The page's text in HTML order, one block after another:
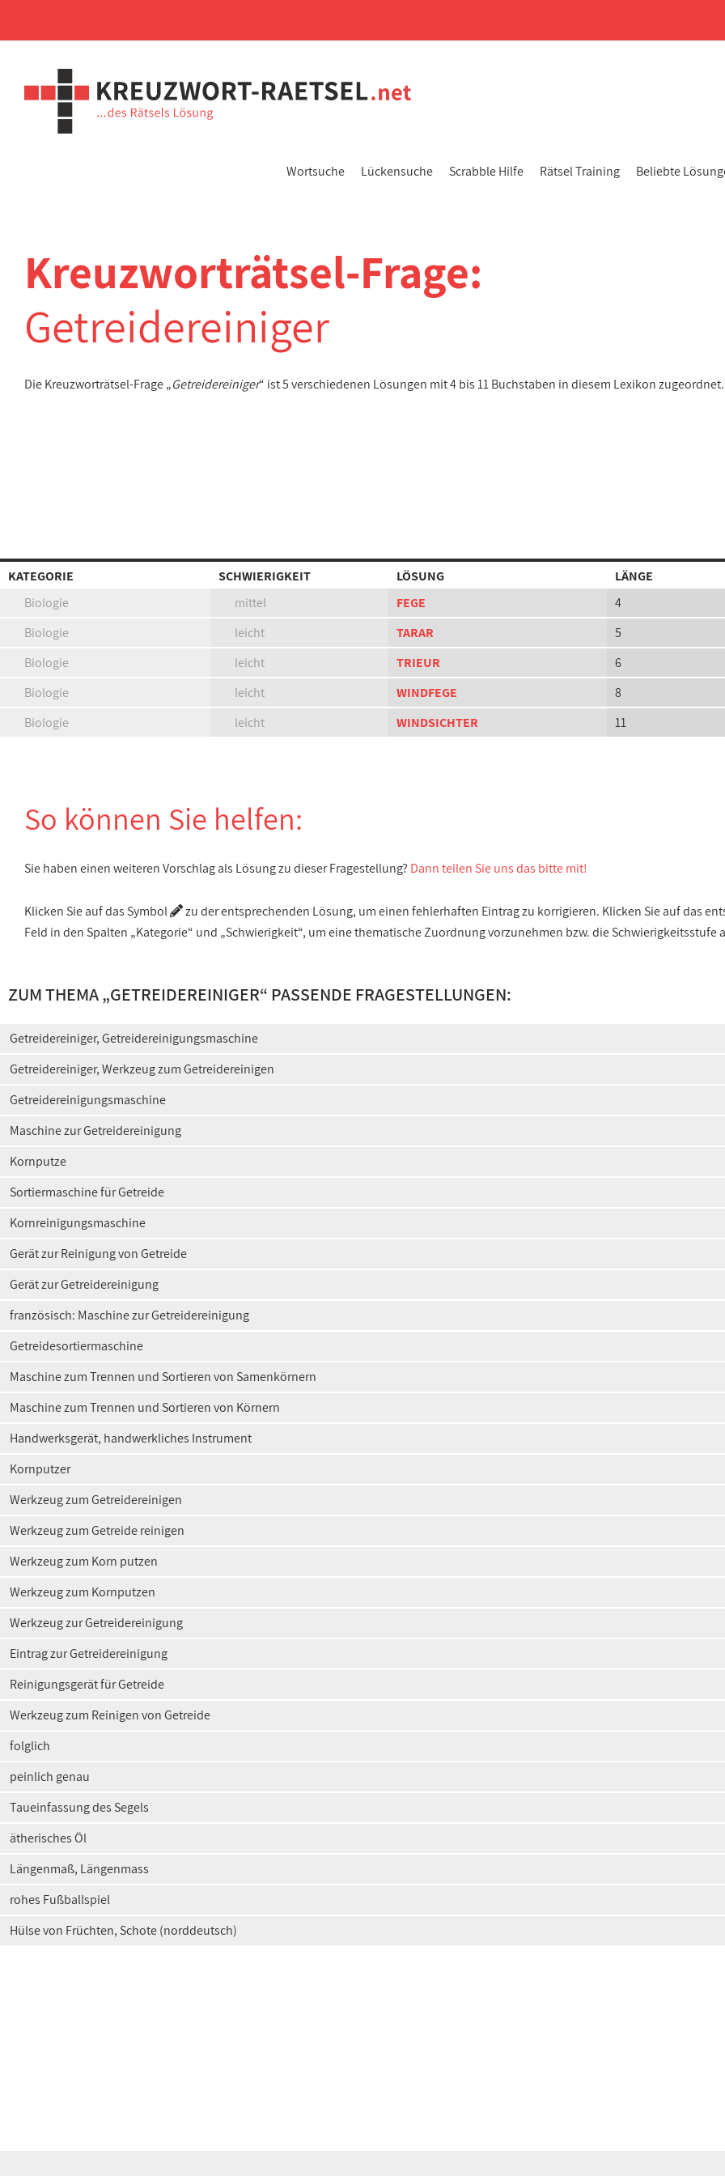
Wortsuche Lückensuche Scrabble Hilfe Rätsel Training Beliebte
Kreuzworträtsel-Frage:
Getreidereiniger
Die Kreuzworträtsel-Frage „Getreidereiniger“ ist 5 verschiedenen Lösungen mit 4 bis 11 Buchstaben in diesem Lexikon zugeordnet.
KATEGORIE SCHWIERIGKEIT LÖSUNG
LÄNGE
Biologie
mittel FEGE
4
Biologie
leicht TARAR
5
Biologie
leicht TRIEUR
6
Biologie
leicht WINDFEGE
8
Biologie
leicht WINDSICHTER 11
So können Sie helfen:
Sie haben einen weiteren Vorschlag als Lösung zu dieser Fragestellung? Dann teilen Sie uns das bitte mit!
Klicken Sie auf das Symbol
zu der entsprechenden Lösung, um einen fehlerhaften Eintrag zu korrigieren. Klicken Sie auf das
Feld in den Spalten „Kategorie“ und „Schwierigkeit“, um eine thematische Zuordnung vorzunehmen bzw. die Schwierigkeitsstufe
ZUM THEMA „GETREIDEREINIGER“ PASSENDE FRAGESTELLUNGEN:
Getreidereiniger, Getreidereinigungsmaschine
Getreidereiniger, Werkzeug zum Getreidereinigen
Getreidereinigungsmaschine
Maschine zur Getreidereinigung
Kornputze
Sortiermaschine für Getreide
Kornreinigungsmaschine
Gerät zur Reinigung von Getreide
Gerät zur Getreidereinigung
französisch: Maschine zur Getreidereinigung
Getreidesortiermaschine
Maschine zum Trennen und Sortieren von Samenkörnern
Maschine zum Trennen und Sortieren von Körnern
Handwerksgerät, handwerkliches Instrument
Kornputzer
Werkzeug zum Getreidereinigen
Werkzeug zum Getreide reinigen
Werkzeug zum Korn putzen
Werkzeug zum Kornputzen
Werkzeug zur Getreidereinigung
Eintrag zur Getreidereinigung
Reinigungsgerät für Getreide
Werkzeug zum Reinigen von Getreide
folglich
peinlich genau
Taueinfassung des Segels
ätherisches Öl
Längenmaß, Längenmass
rohes Fußballspiel
Hülse von Früchten, Schote (norddeutsch)